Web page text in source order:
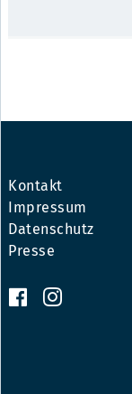
Kontakt
Impressum
Datenschutz
Presse